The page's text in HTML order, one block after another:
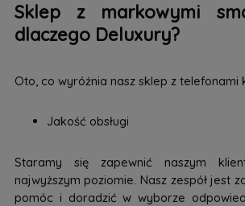
Sklep z markowymi
dlaczego Deluxury?
Oto, co wyróżnia nasz sklep z telefonami
Jakość obsługi
Staramy się zapewnić naszym
najwyższym poziomie. Nasz zespół jest
pomóc i doradzić w wyborze